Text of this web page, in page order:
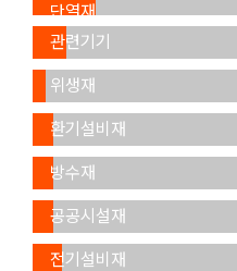
단열재
(15.2%)
건축공구/
관련기기
(8.3%)
급수/
위생재
(2.9%)
냉난방/
환기설비재
(4.8%)
도장/
방수재
(4.9%)
조경/
공공시설재
(4.9%)
조명/
전기설비재